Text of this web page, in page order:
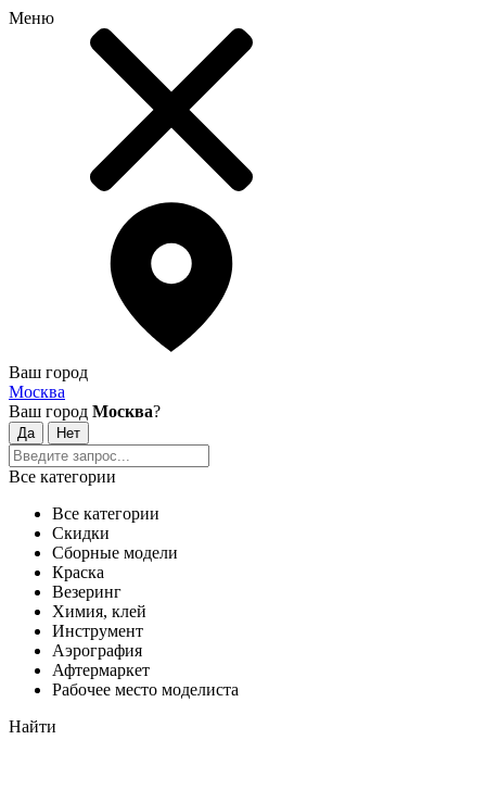
Меню
Ваш город
Москва
Ваш город Москва?
Все категории
Все категории
Скидки
Сборные модели
Краска
Везеринг
Химия, клей
Инструмент
Аэрография
Афтермаркет
Рабочее место моделиста
Найти